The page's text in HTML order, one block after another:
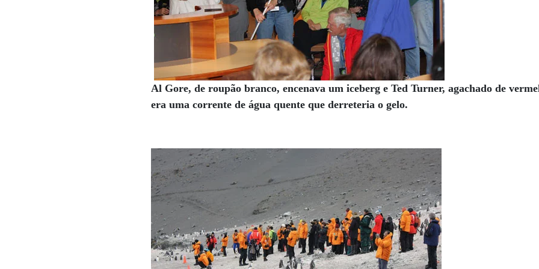
Al Gore, de roupão branco, encenava um iceberg e Ted Turner, agachado de
era uma corrente de água quente que derreteria o gelo.